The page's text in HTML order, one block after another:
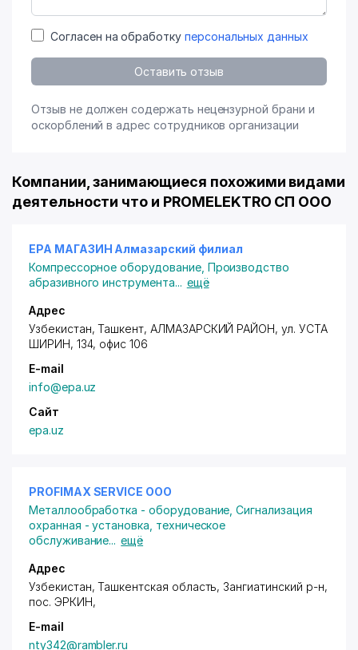
Согласен на обработку персональных данных
Оставить отзыв
Отзыв не должен содержать нецензурной брани и
оскорблений в адрес сотрудников организации
Компании, занимающиеся похожими видами
деятельности что и PROMELEKTRO СП ООО
EPA МАГАЗИН Алмазарский филиал
Компрессорное оборудование, Производство
абразивного инструмента... ещё
Адрес
Узбекистан, Ташкент, АЛМАЗАРСКИЙ РАЙОН, ул. УСТА
ШИРИН, 134, офис 106
E-mail
info@epa.uz
Сайт
epa.uz
PROFIMAX SERVICE ООО
Металлообработка - оборудование ,Сигнализация
охранная - установка, техническое
обслуживание... ещё
Адрес
Узбекистан, Ташкентская область, Зангиатинский р-н,
пос. ЭРКИН,
E-mail
nty342@rambler.ru